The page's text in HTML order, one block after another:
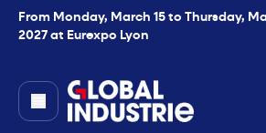
From Monday, March 15 to Thursday,
2027 at Eurexpo Lyon
page.home